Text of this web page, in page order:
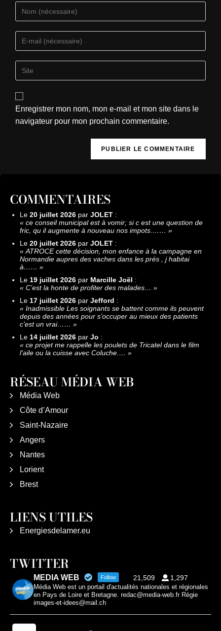
Enregistrer mon nom, mon e-mail et mon site dans le
navigateur pour mon prochain commentaire.
COMMENTAIRES
Le 20 juillet 2026 par JOLET :
« ce conseil municipal est à vomir; si c est une question de
fric, qu il augmente à nouveau nos impots.…… »
Le 20 juillet 2026 par JOLET :
« ATROCE cette décision, mon enfance à la campagne en
Normandie aupres des vaches dans les prés , j habitai
à…… »
Le 19 juillet 2026 par Marcille Joël :
« C'est la honte de profiter des malades… »
Le 17 juillet 2026 par Jefford :
« Inadmissible Les soignants se battent comme ils peuvent
depuis des années pour s’occuper au mieux des patients
c’est un vrai…… »
Le 14 juillet 2026 par Jo :
« ce projet me rappelle les poulets de Tricatel dans le film
l'aile ou la cuisse avec Coluche.… »
RÉSEAU MÉDIA WEB
Média Web
Côte d’Amour
Saint-Nazaire
Angers
Nantes
Lorient
Brest
LIENS UTILES
Energiesdelamer.eu
TWITTER
MEDIA WEB Follow 21,509 1,297
Média Web est un portail d'actualités nationales et régionales
en Pays de Loire et Bretagne. redac@media-web.fr Régie
images-et-idees@mail.ch